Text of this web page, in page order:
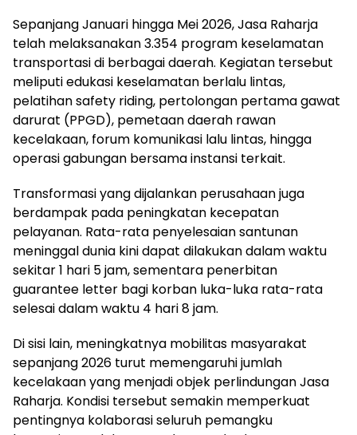
Sepanjang Januari hingga Mei 2026, Jasa Raharja
telah melaksanakan 3.354 program keselamatan
transportasi di berbagai daerah. Kegiatan tersebut
meliputi edukasi keselamatan berlalu lintas,
pelatihan safety riding, pertolongan pertama gawat
darurat (PPGD), pemetaan daerah rawan
kecelakaan, forum komunikasi lalu lintas, hingga
operasi gabungan bersama instansi terkait.
Transformasi yang dijalankan perusahaan juga
berdampak pada peningkatan kecepatan
pelayanan. Rata-rata penyelesaian santunan
meninggal dunia kini dapat dilakukan dalam waktu
sekitar 1 hari 5 jam, sementara penerbitan
guarantee letter bagi korban luka-luka rata-rata
selesai dalam waktu 4 hari 8 jam.
Di sisi lain, meningkatnya mobilitas masyarakat
sepanjang 2026 turut memengaruhi jumlah
kecelakaan yang menjadi objek perlindungan Jasa
Raharja. Kondisi tersebut semakin memperkuat
pentingnya kolaborasi seluruh pemangku